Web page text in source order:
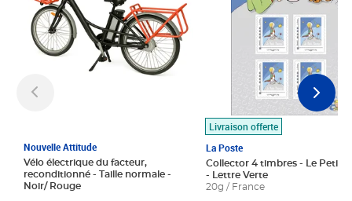
Nouvelle Attitude
Vélo électrique du facteur,
reconditionné - Taille normale -
Noir/ Rouge
Livraison offerte
La Poste
Collector 4 timbres - Le Petit
- Lettre Verte
20g / France